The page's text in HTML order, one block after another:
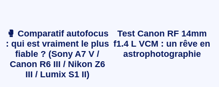
🥊 Comparatif autofocus
: qui est vraiment le plus
fiable ? (Sony A7 V /
Canon R6 III / Nikon Z6
III / Lumix S1 II)
Test Canon RF 14mm
f1.4 L VCM : un rêve en
astrophotographie